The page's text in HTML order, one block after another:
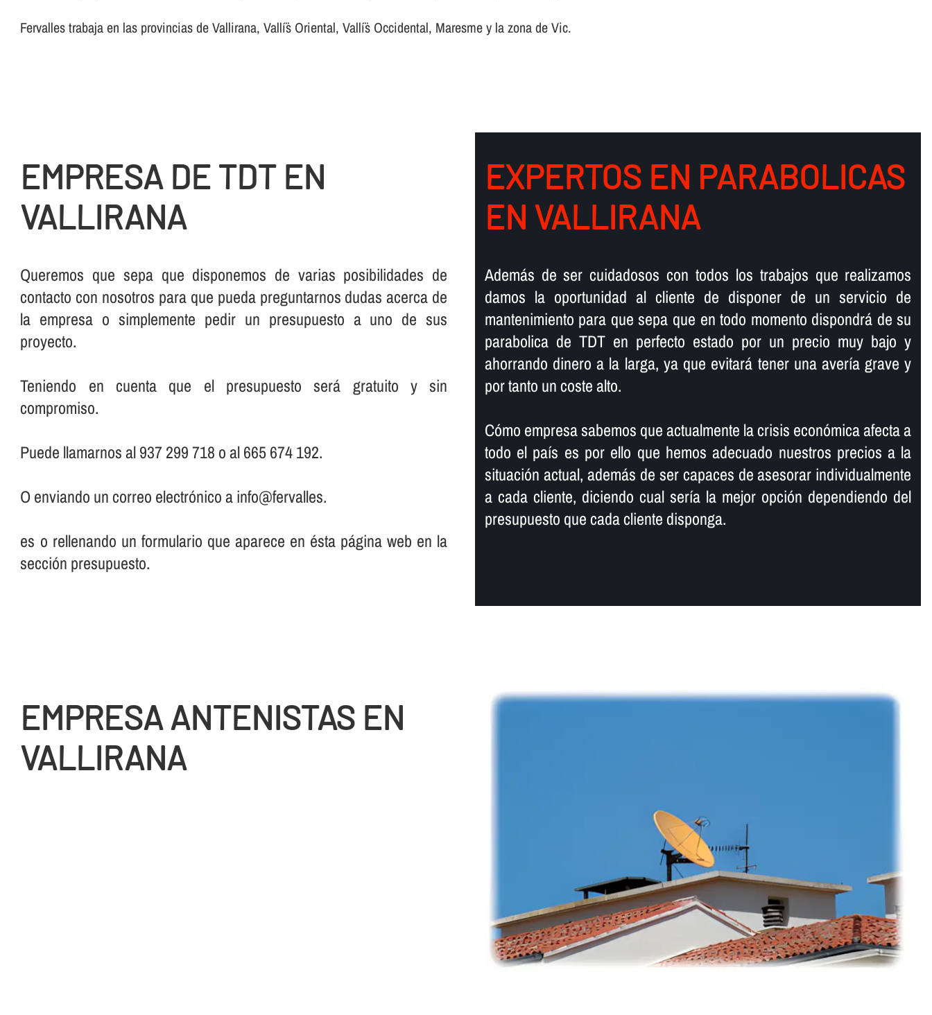
Fervalles trabaja en las provincias de Vallirana, Vallí¨s Oriental, Vallí¨s Occidental, Maresme y la zona de Vic.
EMPRESA DE TDT EN
VALLIRANA
Queremos que sepa que disponemos de varias posibilidades de
contacto con nosotros para que pueda preguntarnos dudas acerca de
la empresa o simplemente pedir un presupuesto a uno de sus
proyecto.
Teniendo en cuenta que el presupuesto será gratuito y sin
compromiso.
Puede llamarnos al 937 299 718 o al 665 674 192.
O enviando un correo electrónico a info@fervalles.
es o rellenando un formulario que aparece en ésta página web en la
sección presupuesto.
EXPERTOS EN PARABOLICAS
EN VALLIRANA
Además de ser cuidadosos con todos los trabajos que realizamos
damos la oportunidad al cliente de disponer de un servicio de
mantenimiento para que sepa que en todo momento dispondrá de su
parabolica de TDT en perfecto estado por un precio muy bajo y
ahorrando dinero a la larga, ya que evitará tener una averí­a grave y
por tanto un coste alto.
Cómo empresa sabemos que actualmente la crisis económica afecta a
todo el paí­s es por ello que hemos adecuado nuestros precios a la
situación actual, además de ser capaces de asesorar individualmente
a cada cliente, diciendo cual serí­a la mejor opción dependiendo del
presupuesto que cada cliente disponga.
EMPRESA ANTENISTAS EN
VALLIRANA